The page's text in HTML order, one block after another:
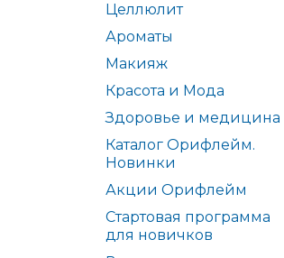
Целлюлит
Ароматы
Макияж
Красота и Мода
Здоровье и медицина
Каталог Орифлейм.
Новинки
Акции Орифлейм
Стартовая программа
для новичков